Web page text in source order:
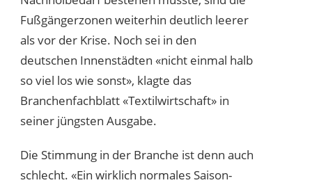
Fußgängerzonen weiterhin deutlich leerer
als vor der Krise. Noch sei in den
deutschen Innenstädten «nicht einmal halb
so viel los wie sonst», klagte das
Branchenfachblatt «Textilwirtschaft» in
seiner jüngsten Ausgabe.
Die Stimmung in der Branche ist denn auch
schlecht. «Ein wirklich normales Saison-